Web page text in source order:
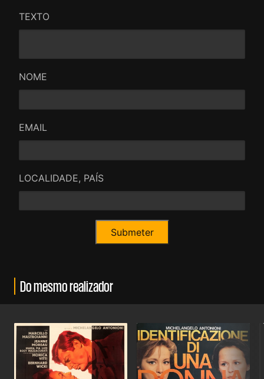
TEXTO
NOME
EMAIL
LOCALIDADE, PAÍS
Do mesmo realizador